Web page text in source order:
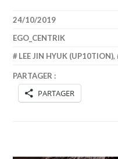
24/10/2019
EGO_CENTRIK
LEE JIN HYUK (UP10TION),
PARTAGER :
PARTAGER